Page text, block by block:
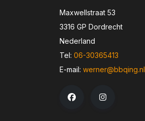
Maxwellstraat 53
3316 GP Dordrecht
Nederland
Tel: 06-30365413
E-mail: werner@bbqing.nl